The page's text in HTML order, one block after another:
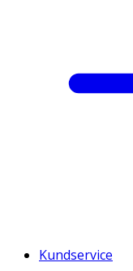
Kundservice